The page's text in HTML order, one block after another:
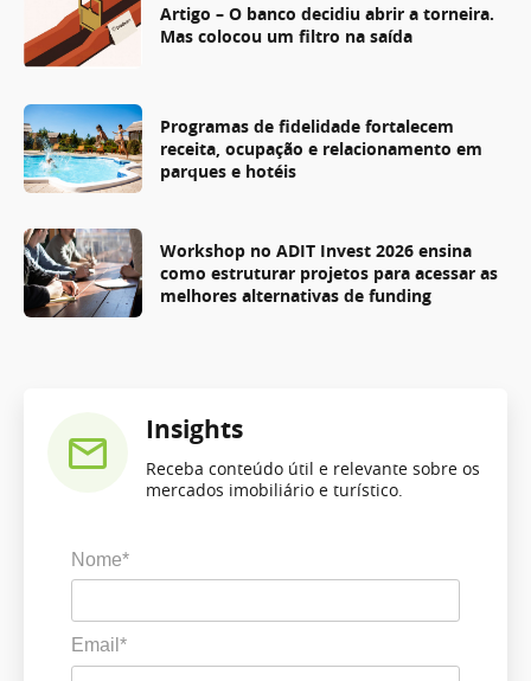
Artigo – O banco decidiu abrir a torneira.
Mas colocou um filtro na saída
Programas de fidelidade fortalecem
receita, ocupação e relacionamento em
parques e hotéis
Workshop no ADIT Invest 2026 ensina
como estruturar projetos para acessar as
melhores alternativas de funding
Insights
Receba conteúdo útil e relevante sobre os
mercados imobiliário e turístico.
Nome*
Email*